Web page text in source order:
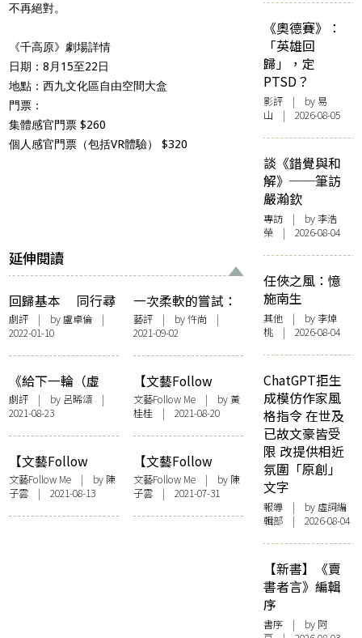
不再絕對。
《千高原》劇場詳情
日期：8月15至22日
地點：西九文化區自由空間大盒
門票：
集體感官門票 $260
個人感官門票（包括VR體驗） $320
延伸閱讀
回歸基本 同行尋
光
劇評 | by盧卓倫 |
2022-01-10
一次柔軟的嘗試：
專訪牛棚「後人類
敘事——共存之
地」展覽 9 位藝術
家
藝評| by忤尚 |
2021-09-02
《給下一輪（虛
擬）盛世的備忘
錄》：給香港的備
忘錄
劇評 | by 呂晞頌 |
2021-08-23
【文藝Follow
me】寫一封情信圍
爐取暖 訪「女人
節」兩位神奇女俠
文藝Follow Me| by 黃
桂桂 | 2021-08-20
【文藝Follow
me】城中鳥事 筆
下雀陸——訪趙曉
彤《翔：雀陸香
文藝Follow Me | by 陳
子雲 | 2021-08-13
【文藝Follow
me】工作、寫作、
創作中找平衡——
紅眼與《伽藍號
文藝Follow Me| by 陳
子雲| 2021-07-31
《奧德賽》：
「英雄回
歸」，定
PTSD？
影評 | by 易
山 | 2026-08-05
談《錯覺與和
解》──筆訪
嚴瀚欽
專訪 | by 李浩
榮 | 2026-08-04
任俠之風：憶
施南生
其他 | by 李焯
桃 | 2026-08-04
ChatGPT拒生
成模仿作家風
格指令 在世及
已故文豪皆受
限 改提供相近
氛圍「原創」
文字
報導 | by 虛詞編
輯部 | 2026-08-04
【新書】《賣
書者言》編輯
序
書序 | by 阿